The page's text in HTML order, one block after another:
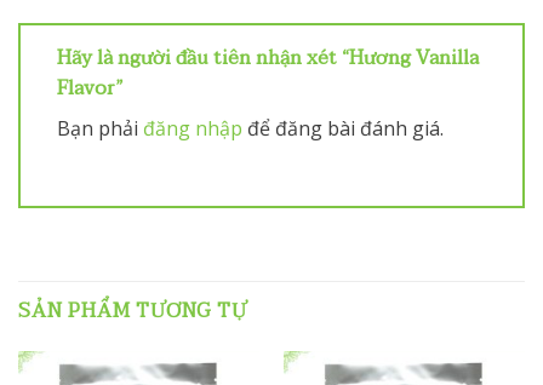
Hãy là người đầu tiên nhận xét “Hương Vanilla
Flavor”
Bạn phải đăng nhập để đăng bài đánh giá.
SẢN PHẨM TƯƠNG TỰ